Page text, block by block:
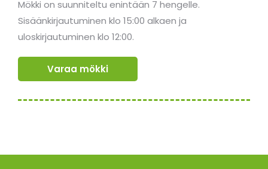
Mökki on suunniteltu enintään 7 hengelle.
Sisäänkirjautuminen klo 15:00 alkaen ja
uloskirjautuminen klo 12:00.
Varaa mökki